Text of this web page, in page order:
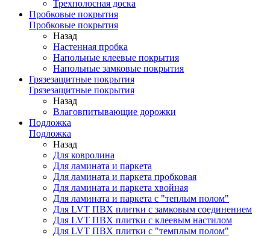
Трехполосная доска
Пробковые покрытия
Пробковые покрытия
Назад
Настенная пробка
Напольные клеевые покрытия
Напольные замковые покрытия
Грязезащитные покрытия
Грязезащитные покрытия
Назад
Влаговпитывающие дорожки
Подложка
Подложка
Назад
Для ковролина
Для ламината и паркета
Для ламината и паркета пробковая
Для ламината и паркета хвойная
Для ламината и паркета с "теплым полом"
Для LVT ПВХ плитки с замковым соединением
Для LVT ПВХ плитки с клеевым настилом
Для LVT ПВХ плитки с "темплым полом"